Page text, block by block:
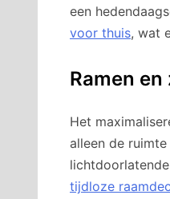
een
voor thuis, wat
Ramen
Het
alleen de
tijdloze